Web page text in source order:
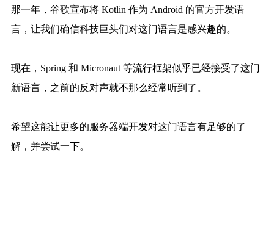
那一年，谷歌宣布将 Kotlin 作为 Android 的官方开发语
言，让我们确信科技巨头们对这门语言是感兴趣的。
现在，Spring 和 Micronaut 等流行框架似乎已经接受了这门
新语言，之前的反对声就不那么经常听到了。
希望这能让更多的服务器端开发对这门语言有足够的了
解，并尝试一下。